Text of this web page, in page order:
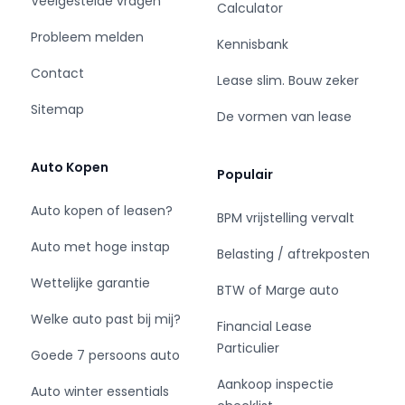
KUYPERAUTO OCCASIONS BV
Loodsweg 16
www.kuyperauto.nl
Graag tot ziens in Lelystad!
= Bedrijfsinformatie =
Wij stellen ons niet verantwoordelijk in fouten bij
tekst /opties bij de auto .
Probleem melden
Contact
Sitemap
Auto Kopen
Auto kopen of leasen?
Auto met hoge instap
Wettelijke garantie
Welke auto past bij mij?
Goede 7 persoons auto
Auto winter essentials
Calculator
Kennisbank
Lease slim. Bouw zeker
De vormen van lease
Populair
BPM vrijstelling vervalt
Belasting / aftrekposten
BTW of Marge auto
Financial Lease
Particulier
Aankoop inspectie